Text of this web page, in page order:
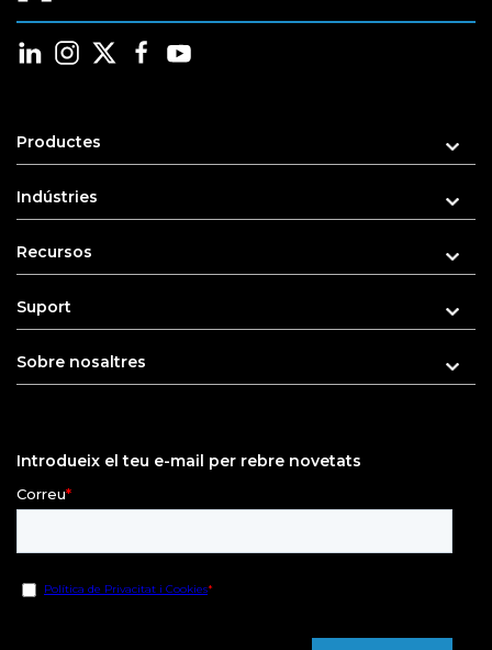
Productes
Indústries
Recursos
Suport
Sobre nosaltres
Introdueix el teu e-mail per rebre novetats